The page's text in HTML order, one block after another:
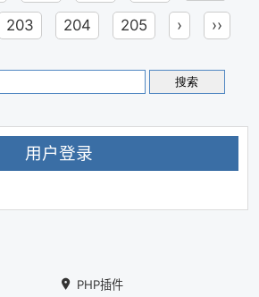
203 204 205 › ››
用户登录
PHP插件